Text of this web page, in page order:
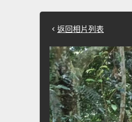
返回相片列表